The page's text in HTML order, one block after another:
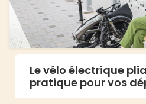
Le vélo électrique
pratique pour vos